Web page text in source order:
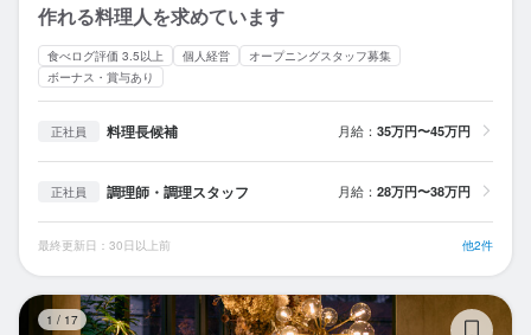
作れる料理人を求めています
食べログ評価 3.5以上 個人経営
オープニングスタッフ募集
ボーナス・賞与あり
正社員 料理長候補 月給： 35万円〜45万円
正社員 調理師・調理スタッフ 月給： 28万円〜38万円
最終更新日：30日以上前 他2件
1 / 17